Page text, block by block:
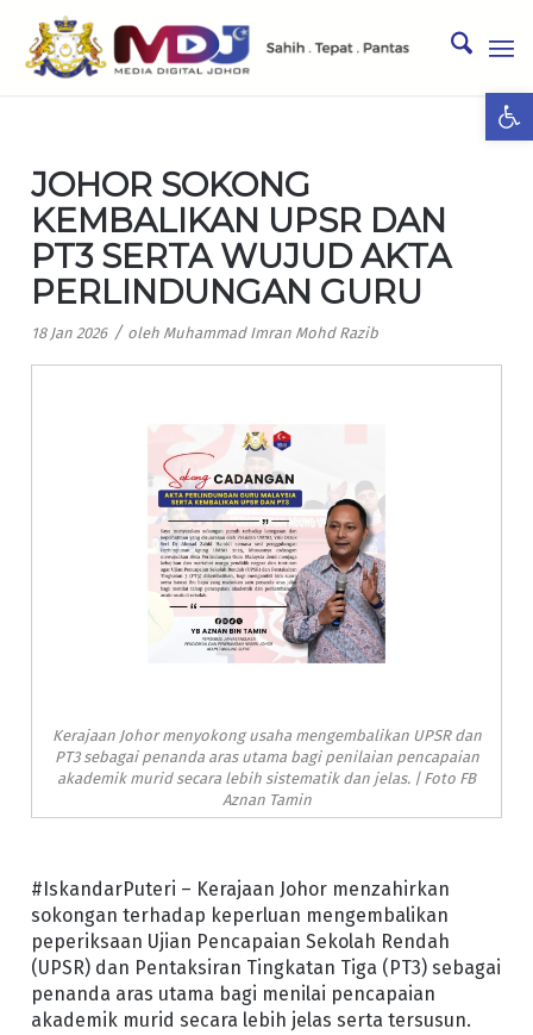
JOHOR SOKONG
KEMBALIKAN UPSR DAN
PT3 SERTA WUJUD AKTA
PERLINDUNGAN GURU
18 Jan 2026 / oleh Muhammad Imran Mohd Razib
Kerajaan Johor menyokong usaha mengembalikan UPSR dan
PT3 sebagai penanda aras utama bagi penilaian pencapaian
akademik murid secara lebih sistematik dan jelas. | Foto FB
Aznan Tamin
#IskandarPuteri – Kerajaan Johor menzahirkan
sokongan terhadap keperluan mengembalikan
peperiksaan Ujian Pencapaian Sekolah Rendah
(UPSR) dan Pentaksiran Tingkatan Tiga (PT3) sebagai
penanda aras utama bagi menilai pencapaian
akademik murid secara lebih jelas serta tersusun.